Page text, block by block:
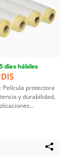
días hábiles
Película protectora
y durabilidad,
automotrices,
protección